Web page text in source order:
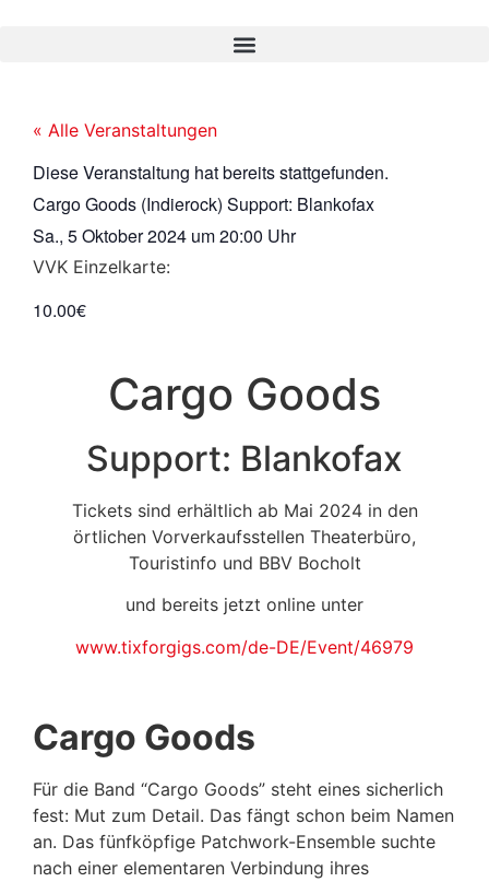
« Alle Veranstaltungen
Diese Veranstaltung hat bereits stattgefunden.
Cargo Goods (Indierock) Support: Blankofax
Sa., 5 Oktober 2024 um20:00 Uhr
VVK Einzelkarte:
10.00€
Cargo Goods
Support: Blankofax
Tickets sind erhältlich ab Mai 2024 in den
örtlichen Vorverkaufsstellen Theaterbüro,
Touristinfo und BBV Bocholt
und bereits jetzt online unter
www.tixforgigs.com/de-DE/Event/46979
Cargo Goods
Für die Band “Cargo Goods” steht eines sicherlich
fest: Mut zum Detail. Das fängt schon beim Namen
an. Das fünfköpfige Patchwork-Ensemble suchte
nach einer elementaren Verbindung ihres